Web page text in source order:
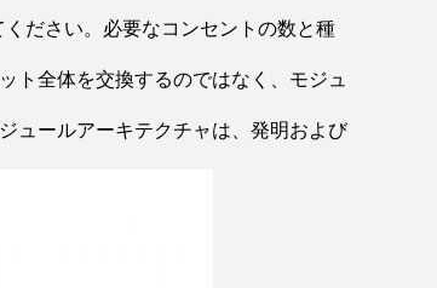
ださい。必要なコンセントの数と種
ト全体を交換するのではなく、モジュ
ュールアーキテクチャは、発明および